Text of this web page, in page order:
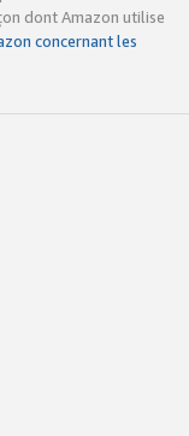
dont Amazon utilise
concernant les